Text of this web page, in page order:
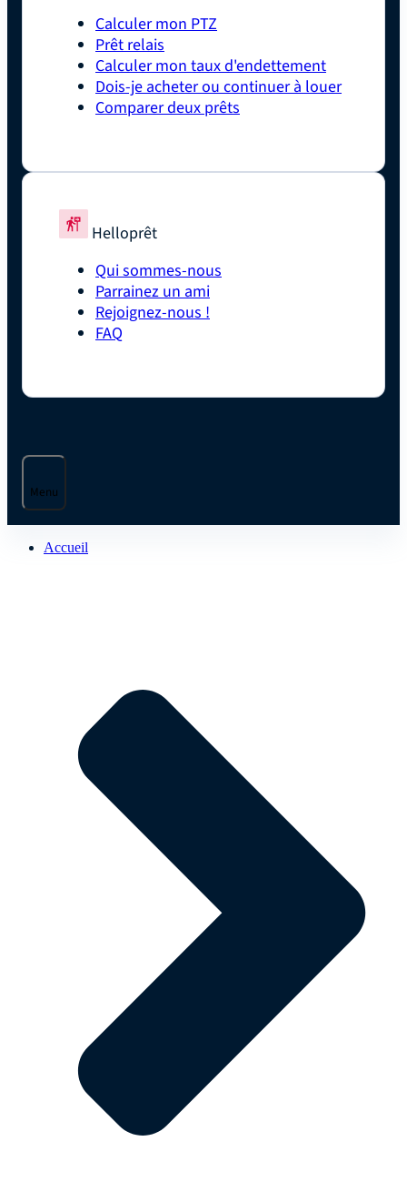
Calculer mon PTZ
Prêt relais
Calculer mon taux d'endettement
Dois-je acheter ou continuer à louer
Comparer deux prêts
Helloprêt
Qui sommes-nous
Parrainez un ami
Rejoignez-nous !
FAQ
Menu
Accueil